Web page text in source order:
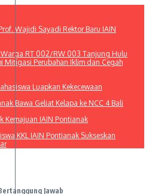
Wajidi Sayadi Rektor Baru IAIN
RT 002/RW 003 Tanjung Hulu
Mitigasi Perubahan Iklim dan Cegah
Luapkan Kekecewaan
Bawa Geliat Kelapa ke NCC 4 Bali
Kemajuan IAIN Pontianak
KKL IAIN Pontianak Sukseskan
Jawab